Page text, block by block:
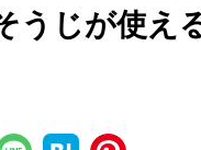
うじが使え